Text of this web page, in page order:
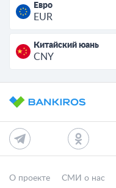
Евро
EUR
Китайский юань
CNY
О проекте СМИ о нас